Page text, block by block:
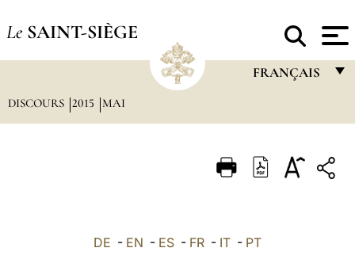
Le SAINT-SIÈGE
FRANÇAIS
ITALIANO
DISCOURS 2015 MAI
DE - EN - ES - FR - IT - PT